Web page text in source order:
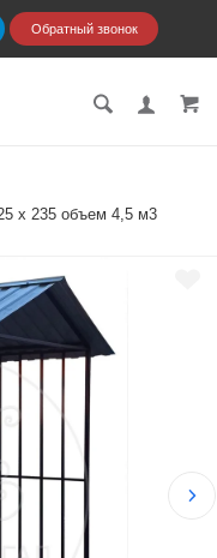
Обратный звонок
х 235 объем 4,5 м3